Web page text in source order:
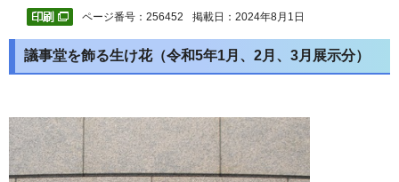
ページ番号：256452 掲載日：2024年8月1日
議事堂を飾る生け花（令和5年1月、2月、3月展示分）